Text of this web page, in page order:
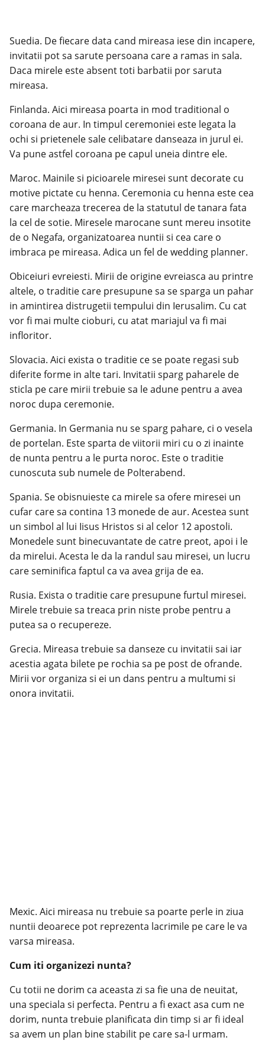
Suedia. De fiecare data cand mireasa iese din incapere,
invitatii pot sa sarute persoana care a ramas in sala.
Daca mirele este absent toti barbatii por saruta
mireasa.
Finlanda. Aici mireasa poarta in mod traditional o
coroana de aur. In timpul ceremoniei este legata la
ochi si prietenele sale celibatare danseaza in jurul ei.
Va pune astfel coroana pe capul uneia dintre ele.
Maroc. Mainile si picioarele miresei sunt decorate cu
motive pictate cu henna. Ceremonia cu henna este cea
care marcheaza trecerea de la statutul de tanara fata
la cel de sotie. Miresele marocane sunt mereu insotite
de o Negafa, organizatoarea nuntii si cea care o
imbraca pe mireasa. Adica un fel de wedding planner.
Obiceiuri evreiesti. Mirii de origine evreiasca au printre
altele, o traditie care presupune sa se sparga un pahar
in amintirea distrugetii tempului din Ierusalim. Cu cat
vor fi mai multe cioburi, cu atat mariajul va fi mai
infloritor.
Slovacia. Aici exista o traditie ce se poate regasi sub
diferite forme in alte tari. Invitatii sparg paharele de
sticla pe care mirii trebuie sa le adune pentru a avea
noroc dupa ceremonie.
Germania. In Germania nu se sparg pahare, ci o vesela
de portelan. Este sparta de viitorii miri cu o zi inainte
de nunta pentru a le purta noroc. Este o traditie
cunoscuta sub numele de Polterabend.
Spania. Se obisnuieste ca mirele sa ofere miresei un
cufar care sa contina 13 monede de aur. Acestea sunt
un simbol al lui Iisus Hristos si al celor 12 apostoli.
Monedele sunt binecuvantate de catre preot, apoi i le
da mirelui. Acesta le da la randul sau miresei, un lucru
care seminifica faptul ca va avea grija de ea.
Rusia. Exista o traditie care presupune furtul miresei.
Mirele trebuie sa treaca prin niste probe pentru a
putea sa o recupereze.
Grecia. Mireasa trebuie sa danseze cu invitatii sai iar
acestia agata bilete pe rochia sa pe post de ofrande.
Mirii vor organiza si ei un dans pentru a multumi si
onora invitatii.
Mexic. Aici mireasa nu trebuie sa poarte perle in ziua
nuntii deoarece pot reprezenta lacrimile pe care le va
varsa mireasa.
Cum iti organizezi nunta?
Cu totii ne dorim ca aceasta zi sa fie una de neuitat,
una speciala si perfecta. Pentru a fi exact asa cum ne
dorim, nunta trebuie planificata din timp si ar fi ideal
sa avem un plan bine stabilit pe care sa-l urmam.